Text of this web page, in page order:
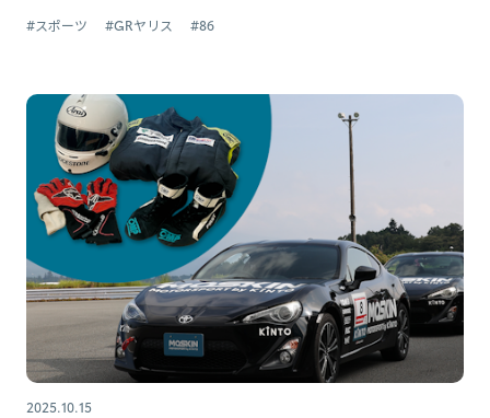
#スポーツ #GRヤリス #86
2025.10.15